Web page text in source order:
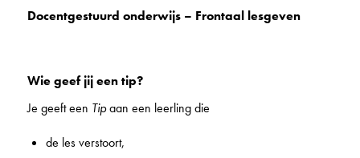
Docentgestuurd onderwijs – Frontaal lesgeven
Wie geef jij een tip?
Je geeft een Tipaan een leerling die
de les verstoort,